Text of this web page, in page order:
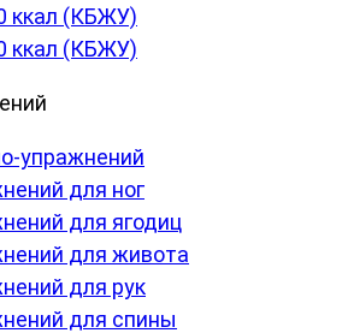
ккал (КБЖУ)
ккал (КБЖУ)
упражнений
для ног
для ягодиц
для живота
для рук
для спины